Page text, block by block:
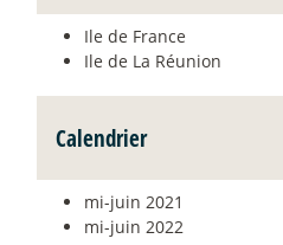
Ile de France
Ile de La Réunion
Calendrier
mi-juin 2021
mi-juin 2022